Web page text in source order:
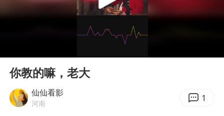
泰国校园枪击案死亡人数升至7人
Play
你教的嘛，老大
仙仙看影
河南 1